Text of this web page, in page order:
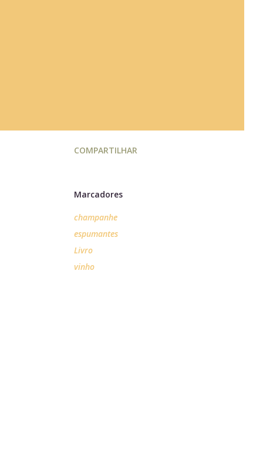
COMPARTILHAR
Marcadores
champanhe
espumantes
Livro
vinho